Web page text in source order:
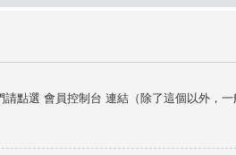
請點選 會員控制台 連結（除了這個以外，